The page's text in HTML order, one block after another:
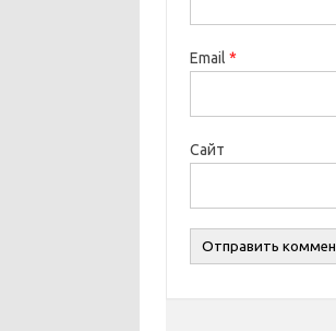
Email *
Сайт